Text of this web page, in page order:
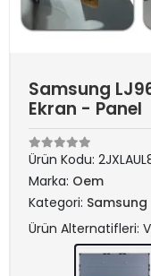
Samsung
Ekran - Panel
Ürün Kodu:
Marka: Oem
Kategori: Samsung
Ürün Alternatifleri: